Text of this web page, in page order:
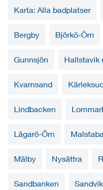
Karta: Alla badplatser
Bergby Björkö-Örn
Gunnsjön Hallstavik
Kvarnsand
Lindbacken
Lågarö-Örn
Mälby Nysättra
Sandbanken